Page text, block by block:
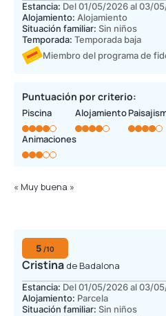
Estancia: Del 01/05/2026 al 03/
Alojamiento: Alojamiento
Situación familiar: Sin niños
Temporada: Temporada baja
Miembro del programa de
Puntuación por criterio:
Piscina Alojamiento
Animaciones
« Muy buena »
5 /10
Cristina de Badalona
Estancia: Del 01/05/2026 al 03/
Alojamiento: Parcela
Situación familiar: Sin niños